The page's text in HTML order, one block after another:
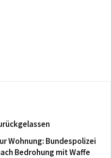
Wohnung: Bundespolizei
Bedrohung mit Waffe